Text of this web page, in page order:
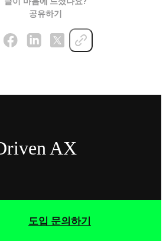
공유하기
AX
도입 문의하기